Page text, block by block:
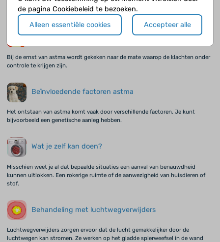
De klachten kunnen nogal verschillen. Vooral bij jonge kinderen kan de eerste
presentatie anders zijn dan bij oudere kinderen.
Ernst van astma
Bij de ernst van astma wordt gekeken naar de mate waarop de klachten onder
controle te krijgen zijn.
Beïnvloedende factoren astma
Het ontstaan van astma komt vaak door verschillende factoren. Je kunt
bijvoorbeeld een genetische aanleg hebben.
Wat je zelf kan doen?
Misschien weet je al dat bepaalde situaties een aanval van benauwdheid
kunnen uitlokken. Een rokerige ruimte of de aanwezigheid van huisdieren of
stof.
Behandeling met luchtwegverwijders
Luchtwegverwijders zorgen ervoor dat de lucht gemakkelijker door de
luchtwegen kan stromen. Ze werken op het gladde spierweefsel in de wand
de pagina Cookiebeleid te bezoeken.
Alleen essentiële cookies
Accepteer alle